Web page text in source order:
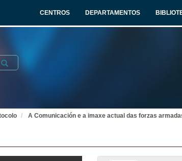
CENTROS DEPARTAMENTOS
Submit
A Comunicación e a imaxe actual das forzas